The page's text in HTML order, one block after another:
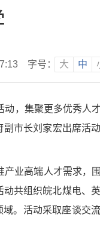
字号： 大 中
动，集聚更多优秀
市长刘家宏出席活
业高端人才需求，
共组织皖北煤电、
。活动采取座谈交